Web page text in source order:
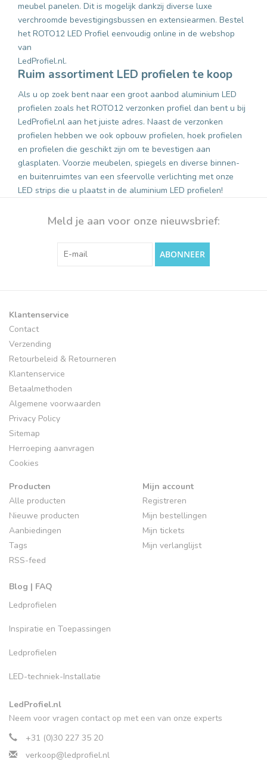
meubel panelen. Dit is mogelijk dankzij diverse luxe
verchroomde bevestigingsbussen en extensiearmen. Bestel
het ROTO12 LED Profiel eenvoudig online in de webshop
van
LedProfiel.nl.
Ruim assortiment LED profielen te koop
Als u op zoek bent naar een groot aanbod aluminium LED
profielen zoals het ROTO12 verzonken profiel dan bent u bij
LedProfiel.nl aan het juiste adres. Naast de verzonken
profielen hebben we ook opbouw profielen, hoek profielen
en profielen die geschikt zijn om te bevestigen aan
glasplaten. Voorzie meubelen, spiegels en diverse binnen-
en buitenruimtes van een sfeervolle verlichting met onze
LED strips die u plaatst in de aluminium LED profielen!
Meld je aan voor onze nieuwsbrief:
ABONNEER
Klantenservice
Contact
Verzending
Retourbeleid & Retourneren
Klantenservice
Betaalmethoden
Algemene voorwaarden
Privacy Policy
Sitemap
Herroeping aanvragen
Cookies
Producten
Alle producten
Nieuwe producten
Aanbiedingen
Tags
RSS-feed
Blog | FAQ
Ledprofielen
Inspiratie en Toepassingen
Ledprofielen
LED-techniek-Installatie
Mijn account
Registreren
Mijn bestellingen
Mijn tickets
Mijn verlanglijst
LedProfiel.nl
Neem voor vragen contact op met een van onze experts
+31 (0)30 227 35 20
verkoop@ledprofiel.nl